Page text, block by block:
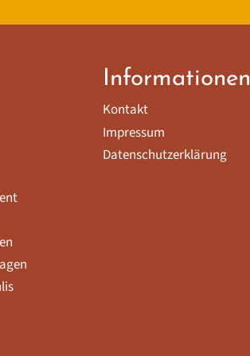
Informationen
Kontakt
Impressum
Datenschutzerklärung